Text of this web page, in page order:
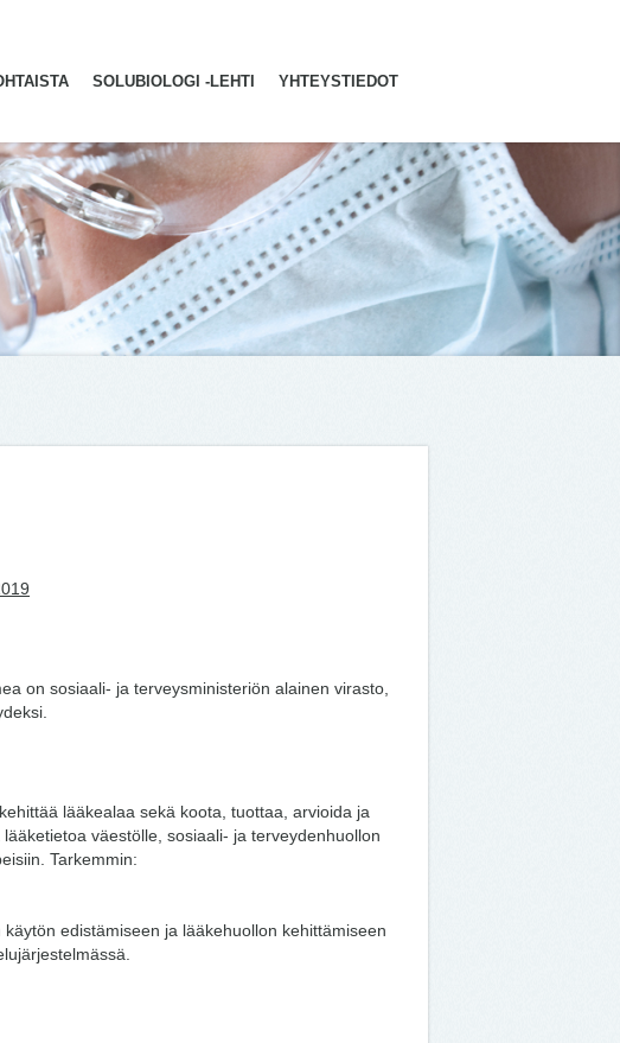
SOLUBIOLOGI -LEHTI YHTEYSTIEDOT
on sosiaali- ja terveysministeriön alainen virasto,
lääkealaa sekä koota, tuottaa, arvioida ja
väestölle, sosiaali- ja terveydenhuollon
Tarkemmin:
edistämiseen ja lääkehuollon kehittämiseen